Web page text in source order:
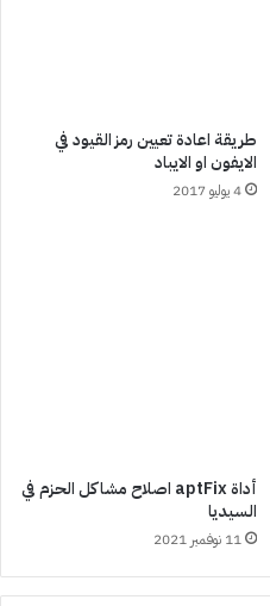
طريقة اعادة تعيين رمز القيود في
الايفون او الايباد
4 يوليو 2017
أداة aptFix اصلاح مشاكل الحزم في
السيديا
11 نوفمبر 2021